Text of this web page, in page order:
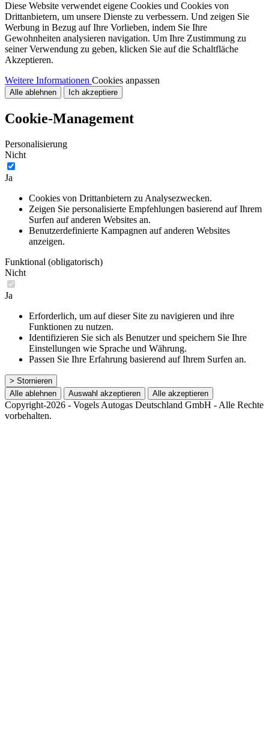
Diese Website verwendet eigene Cookies und Cookies von
Drittanbietern, um unsere Dienste zu verbessern. Und zeigen Sie
Werbung in Bezug auf Ihre Vorlieben, indem Sie Ihre
Gewohnheiten analysieren navigation. Um Ihre Zustimmung zu
seiner Verwendung zu geben, klicken Sie auf die Schaltfläche
Akzeptieren.
Weitere Informationen Cookies anpassen
Alle ablehnen Ich akzeptiere
Cookie-Management
Personalisierung
Nicht
Ja
Cookies von Drittanbietern zu Analysezwecken.
Zeigen Sie personalisierte Empfehlungen basierend auf Ihrem
Surfen auf anderen Websites an.
Benutzerdefinierte Kampagnen auf anderen Websites
anzeigen.
Funktional (obligatorisch)
Nicht
Ja
Erforderlich, um auf dieser Site zu navigieren und ihre
Funktionen zu nutzen.
Identifizieren Sie sich als Benutzer und speichern Sie Ihre
Einstellungen wie Sprache und Währung.
Passen Sie Ihre Erfahrung basierend auf Ihrem Surfen an.
> Stornieren
Alle ablehnen
Auswahl akzeptieren Alle akzeptieren
Copyright-2026 - Vogels Autogas Deutschland GmbH - Alle Rechte
vorbehalten.